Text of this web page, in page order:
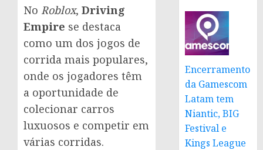
No Roblox, Driving
Empire se destaca
como um dos jogos de
corrida mais populares,
onde os jogadores têm
a oportunidade de
colecionar carros
luxuosos e competir em
várias corridas.
Encerramento
da Gamescom
Latam tem
Niantic, BIG
Festival e
Kings League